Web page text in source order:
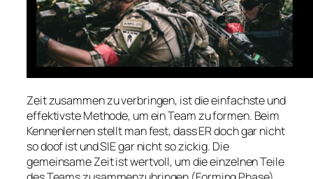
Zeit zusammen zu verbringen, ist die einfachste und
effektivste Methode, um ein Team zu formen. Beim
Kennenlernen stellt man fest, dass ER doch gar nicht
so doof ist und SIE gar nicht so zickig. Die
gemeinsame Zeit ist wertvoll, um die einzelnen Teile